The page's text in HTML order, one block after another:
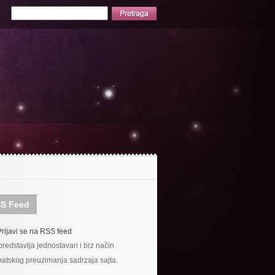
Feed
se na RSS feed
jednostavan i brz način
preuzimanja sadrzaja sajta.